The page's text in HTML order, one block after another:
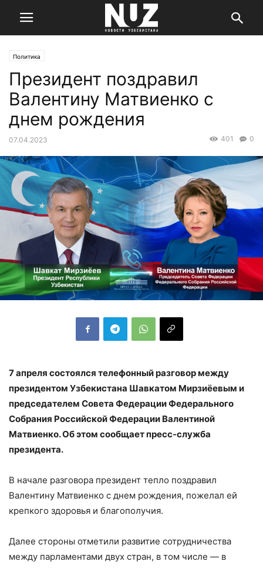
Политика
Президент поздравил
Валентину Матвиенко с
днем рождения
07.04.2023 0
401
7 апреля состоялся телефонный разговор между
президентом Узбекистана Шавкатом Мирзиёевым и
председателем Совета Федерации Федерального
Собрания Российской Федерации Валентиной
Матвиенко. Об этом сообщает пресс-служба
президента.
В начале разговора президент тепло поздравил
Валентину Матвиенко с днем рождения, пожелал ей
крепкого здоровья и благополучия.
Далее стороны отметили развитие сотрудничества
между парламентами двух стран, в том числе — в